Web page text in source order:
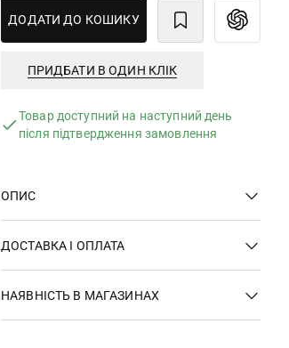
ДОДАТИ ДО КОШИКУ
ПРИДБАТИ В ОДИН КЛІК
Товар доступний на наступний день
після підтвердження замовлення
ОПИС
ДОСТАВКА І ОПЛАТА
НАЯВНІСТЬ В МАГАЗИНАХ